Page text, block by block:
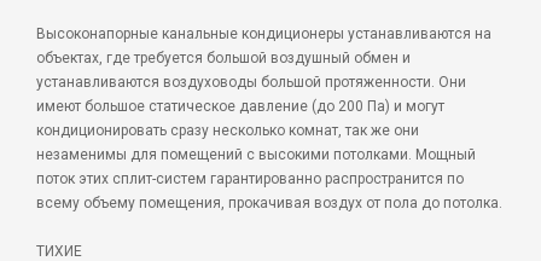
Высоконапорные канальные кондиционеры устанавливаются на
объектах, где требуется большой воздушный обмен и
устанавливаются воздуховоды большой протяженности. Они
имеют большое статическое давление (до 200 Па) и могут
кондиционировать сразу несколько комнат, так же они
незаменимы для помещений с высокими потолками. Мощный
поток этих сплит-систем гарантированно распространится по
всему объему помещения, прокачивая воздух от пола до потолка.
ТИХИЕ